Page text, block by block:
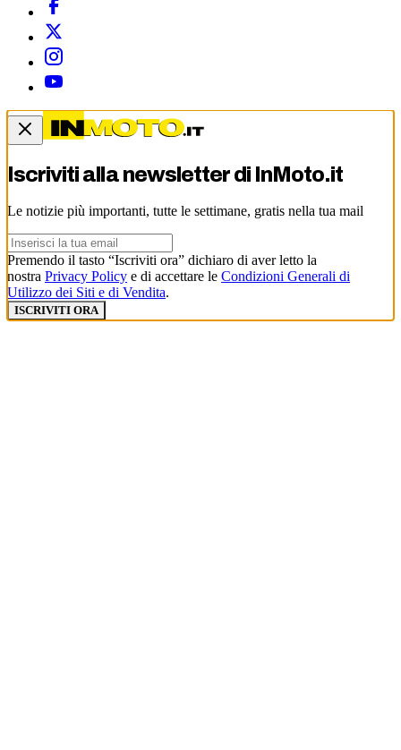
Iscriviti alla newsletter di InMoto.it
Le notizie più importanti, tutte le settimane, gratis nella tua mail
Premendo il tasto “Iscriviti ora” dichiaro di aver letto la
nostra Privacy Policy e di accettare le Condizioni Generali di
Utilizzo dei Siti e di Vendita.
ISCRIVITI ORA